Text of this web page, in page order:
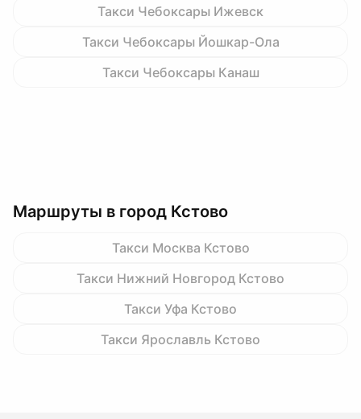
Такси Чебоксары Ижевск
Такси Чебоксары Йошкар-Ола
Такси Чебоксары Канаш
Маршруты в город Кстово
Такси Москва Кстово
Такси Нижний Новгород Кстово
Такси Уфа Кстово
Такси Ярославль Кстово